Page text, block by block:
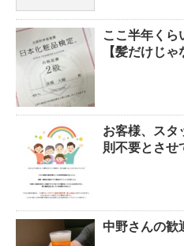
ここ半年くら
【髪だけじゃ
お客様、スタ
則不要とさせ
中野さんの歓